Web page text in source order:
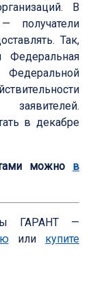
В
получатели
Так,
Федеральная
заявителей.
в декабре
можно в
ГАРАНТ —
или купите